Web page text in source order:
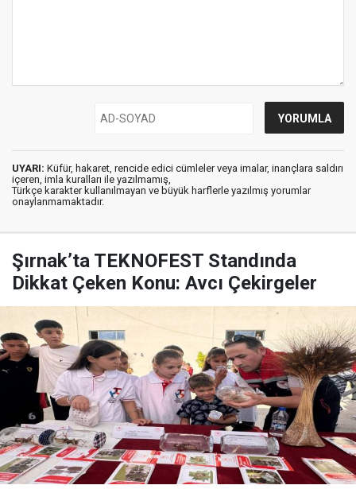
UYARI: Küfür, hakaret, rencide edici cümleler veya imalar, inançlara saldırı
içeren, imla kuralları ile yazılmamış,
Türkçe karakter kullanılmayan ve büyük harflerle yazılmış yorumlar
onaylanmamaktadır.
Şırnak’ta TEKNOFEST Standında
Dikkat Çeken Konu: Avcı Çekirgeler